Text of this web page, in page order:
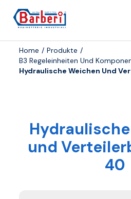
Home
Produkte
B3 Regeleinheiten Und
Hydraulische Weichen Und
und
40